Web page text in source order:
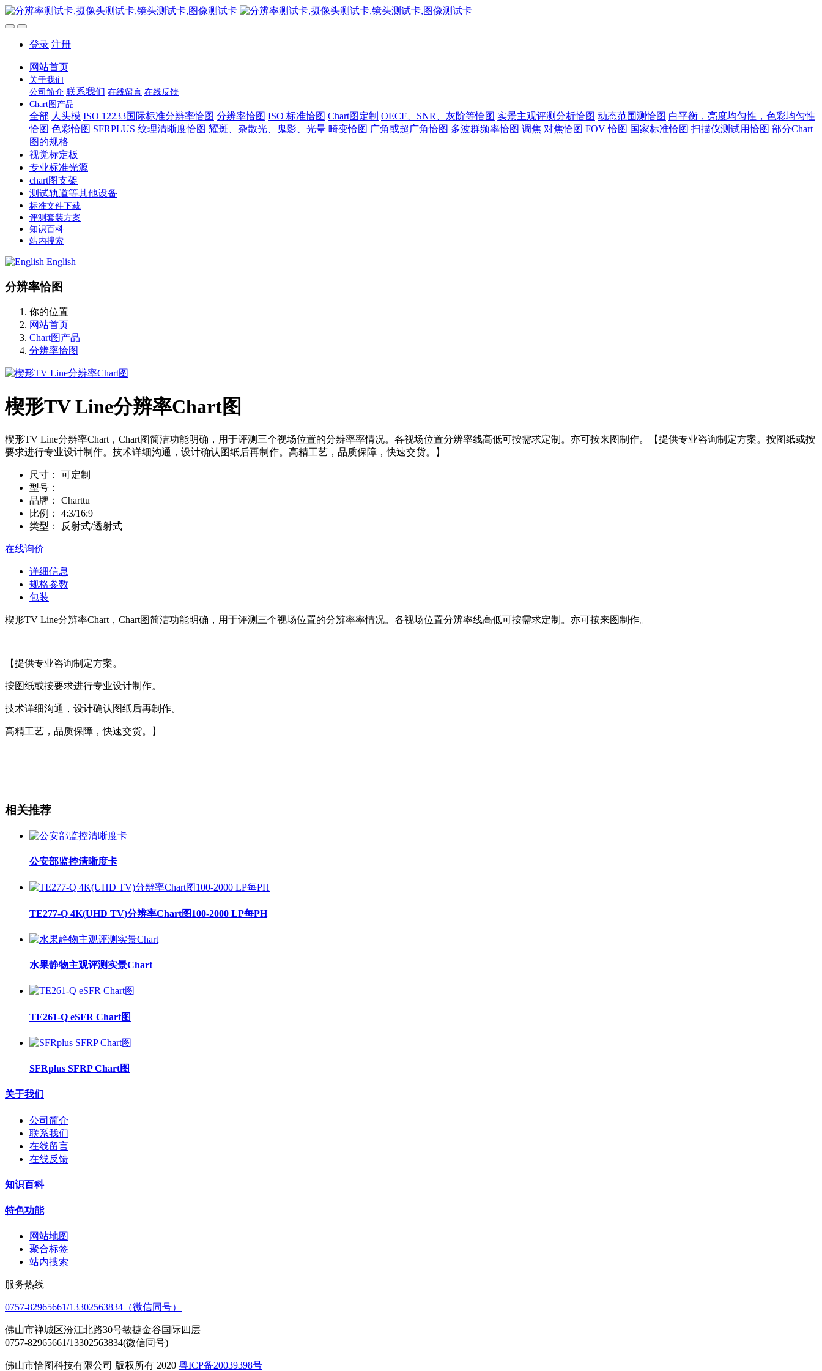
登录 注册
网站首页
关于我们
公司简介 联系我们 在线留言 在线反馈
Chart图产品
全部 人头模 ISO 12233国际标准分辨率恰图 分辨率恰图 ISO 标准恰图 Chart图定制 OECF、SNR、灰阶等恰图 实景主观评测分析恰图 动态范围测恰图 白平衡，亮度均匀性，色彩均匀性
恰图 色彩恰图 SFRPLUS 纹理清晰度恰图 耀斑、杂散光、鬼影、光晕 畸变恰图 广角或超广角恰图 多波群频率恰图 调焦 对焦恰图 FOV 恰图 国家标准恰图 扫描仪测试用恰图 部分Chart
图的规格
视觉标定板
专业标准光源
chart图支架
测试轨道等其他设备
标准文件下载
评测套装方案
知识百科
站内搜索
English
分辨率恰图
你的位置
网站首页
Chart图产品
分辨率恰图
楔形TV Line分辨率Chart图
楔形TV Line分辨率Chart，Chart图简洁功能明确，用于评测三个视场位置的分辨率率情况。各视场位置分辨率线高低可按需求定制。亦可按来图制作。【提供专业咨询制定方案。按图纸或按
要求进行专业设计制作。技术详细沟通，设计确认图纸后再制作。高精工艺，品质保障，快速交货。】
尺寸：
可定制
型号：
品牌：
Charttu
比例：
4:3/16:9
类型：
反射式/透射式
在线询价
详细信息
规格参数
包装
楔形TV Line分辨率Chart，Chart图简洁功能明确，用于评测三个视场位置的分辨率率情况。各视场位置分辨率线高低可按需求定制。亦可按来图制作。
【提供专业咨询制定方案。
按图纸或按要求进行专业设计制作。
技术详细沟通，设计确认图纸后再制作。
高精工艺，品质保障，快速交货。】
相关推荐
公安部监控清晰度卡
TE277-Q 4K(UHD TV)分辨率Chart图100-2000 LP每PH
水果静物主观评测实景Chart
TE261-Q eSFR Chart图
SFRplus SFRP Chart图
关于我们
公司简介
联系我们
在线留言
在线反馈
知识百科
特色功能
网站地图
聚合标签
站内搜索
服务热线
0757-82965661/13302563834（微信同号）
佛山市禅城区汾江北路30号敏捷金谷国际四层
0757-82965661/13302563834(微信同号)
佛山市恰图科技有限公司 版权所有 2020 粤ICP备20039398号